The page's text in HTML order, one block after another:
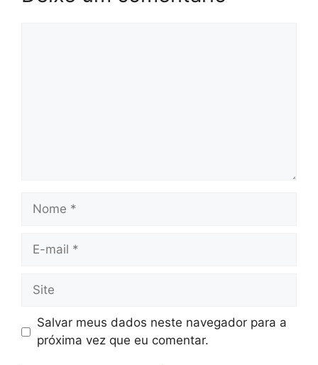
Nome
Site
Salvar meus dados neste navegador para a
próxima vez que eu comentar.